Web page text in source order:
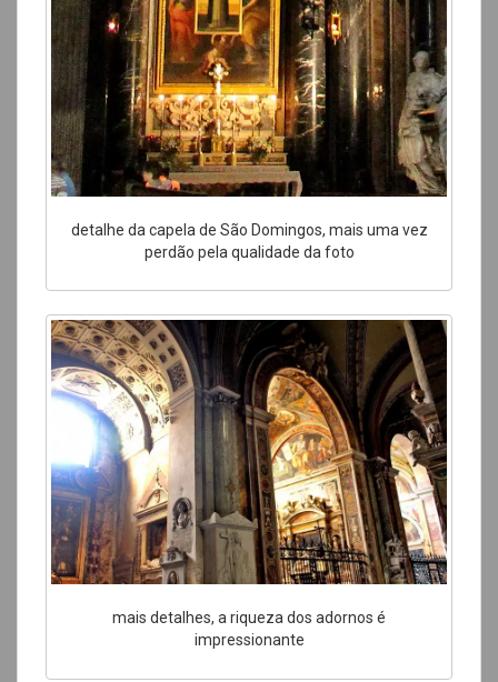
detalhe da capela de São Domingos, mais uma vez
perdão pela qualidade da foto
mais detalhes, a riqueza dos adornos é
impressionante